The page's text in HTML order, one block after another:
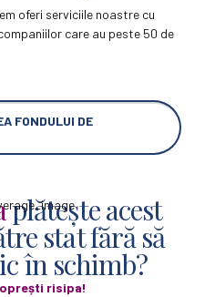
oferi serviciile noastre cu
care au peste 50 de
FONDULUI DE
plătește acest
stat fără să
în schimb?
risipa!